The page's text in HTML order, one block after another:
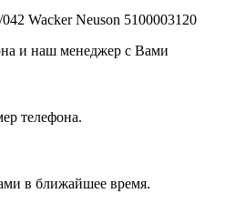
Wacker Neuson 5100003120
и наш менеджер с Вами
телефона.
в ближайшее время.